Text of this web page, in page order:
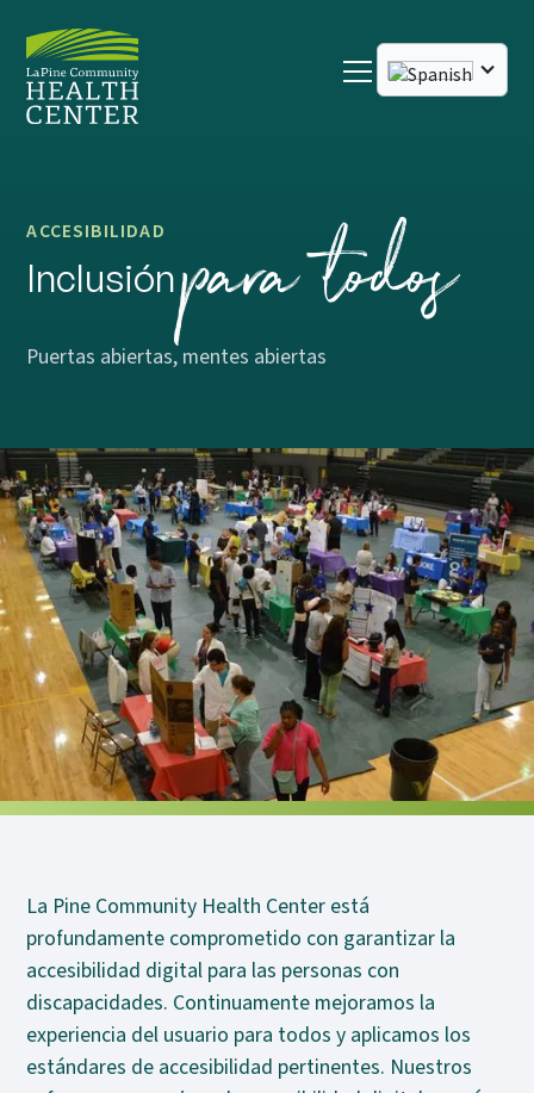
ACCESIBILIDAD
Inclusiónpara todos
Puertas abiertas, mentes abiertas
La Pine Community Health Center está
profundamente comprometido con garantizar la
accesibilidad digital para las personas con
discapacidades. Continuamente mejoramos la
experiencia del usuario para todos y aplicamos los
estándares de accesibilidad pertinentes. Nuestros